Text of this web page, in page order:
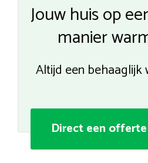
Jouw huis op
manier
Altijd een behaaglijk
Direct een